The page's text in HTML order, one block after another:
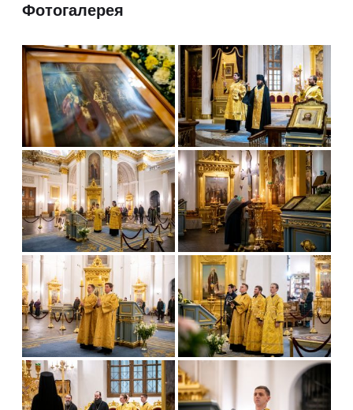
Фотогалерея